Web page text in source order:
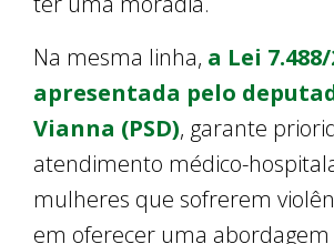
Na mesma linha, a Lei
apresentada pelo
Vianna (PSD), garante
atendimento médico-
mulheres que sofrerem
em oferecer uma abordagem